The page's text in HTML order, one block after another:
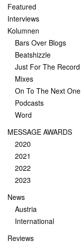
Featured
Interviews
Kolumnen
Bars Over Blogs
Beatshizzle
Just For The Record
Mixes
On To The Next One
Podcasts
Word
MESSAGE AWARDS
2020
2021
2022
2023
News
Austria
International
Reviews